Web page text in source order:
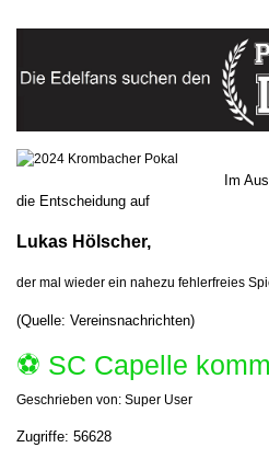
Im
die Entscheidung auf
Lukas Hölscher,
der mal wieder ein nahezu fehlerfreies
(Quelle: Vereinsnachrichten)
⚽️ SC Capelle
Geschrieben von: Super User
Zugriffe: 56628